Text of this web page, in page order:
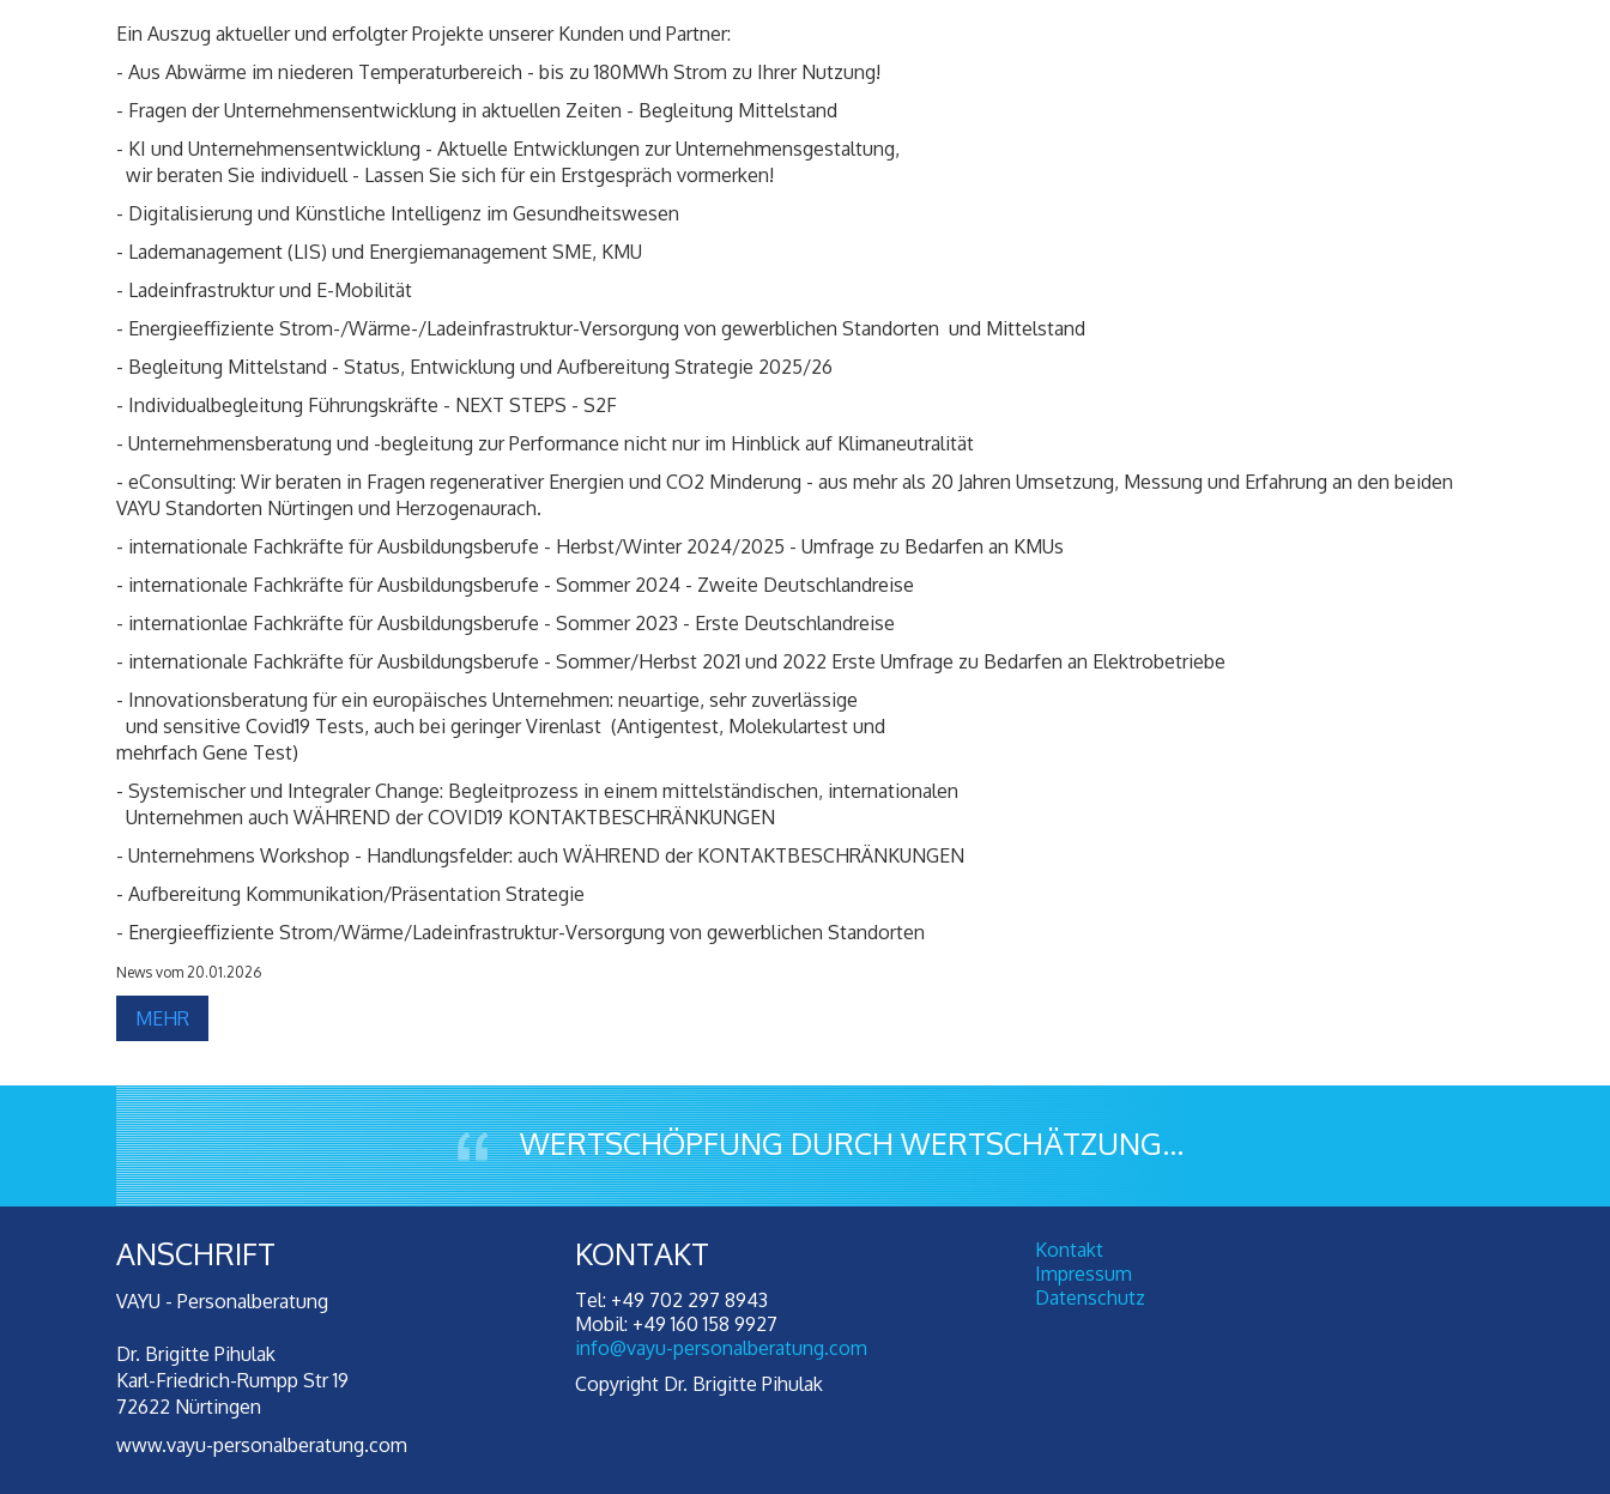
Ein Auszug aktueller und erfolgter Projekte unserer Kunden und Partner:
- Aus Abwärme im niederen Temperaturbereich - bis zu 180MWh Strom zu Ihrer Nutzung!
- Fragen der Unternehmensentwicklung in aktuellen Zeiten - Begleitung Mittelstand
- KI und Unternehmensentwicklung - Aktuelle Entwicklungen zur Unternehmensgestaltung,
wir beraten Sie individuell - Lassen Sie sich für ein Erstgespräch vormerken!
- Digitalisierung und Künstliche Intelligenz im Gesundheitswesen
- Lademanagement (LIS) und Energiemanagement SME, KMU
- Ladeinfrastruktur und E-Mobilität
- Energieeffiziente Strom-/Wärme-/Ladeinfrastruktur-Versorgung von gewerblichen Standorten und Mittelstand
- Begleitung Mittelstand - Status, Entwicklung und Aufbereitung Strategie 2025/26
- Individualbegleitung Führungskräfte - NEXT STEPS - S2F
- Unternehmensberatung und -begleitung zur Performance nicht nur im Hinblick auf Klimaneutralität
- eConsulting: Wir beraten in Fragen regenerativer Energien und CO2 Minderung - aus mehr als 20 Jahren Umsetzung, Messung und Erfahrung an den beiden
VAYU Standorten Nürtingen und Herzogenaurach.
- internationale Fachkräfte für Ausbildungsberufe - Herbst/Winter 2024/2025 - Umfrage zu Bedarfen an KMUs
- internationale Fachkräfte für Ausbildungsberufe - Sommer 2024 - Zweite Deutschlandreise
- internationlae Fachkräfte für Ausbildungsberufe - Sommer 2023 - Erste Deutschlandreise
- internationale Fachkräfte für Ausbildungsberufe - Sommer/Herbst 2021 und 2022 Erste Umfrage zu Bedarfen an Elektrobetriebe
- Innovationsberatung für ein europäisches Unternehmen: neuartige, sehr zuverlässige
und sensitive Covid19 Tests, auch bei geringer Virenlast (Antigentest, Molekulartest und
mehrfach Gene Test)
- Systemischer und Integraler Change: Begleitprozess in einem mittelständischen, internationalen
Unternehmen auch WÄHREND der COVID19 KONTAKTBESCHRÄNKUNGEN
- Unternehmens Workshop - Handlungsfelder: auch WÄHREND der KONTAKTBESCHRÄNKUNGEN
- Aufbereitung Kommunikation/Präsentation Strategie
- Energieeffiziente Strom/Wärme/Ladeinfrastruktur-Versorgung von gewerblichen Standorten
News vom 20.01.2026
MEHR
WERTSCHÖPFUNG DURCH WERTSCHÄTZUNG...
ANSCHRIFT
VAYU - Personalberatung
Dr. Brigitte Pihulak
Karl-Friedrich-Rumpp Str 19
72622 Nürtingen
www.vayu-personalberatung.com
KONTAKT
Tel: +49 702 297 8943
Mobil: +49 160 158 9927
info@vayu-personalberatung.com
Copyright Dr. Brigitte Pihulak
Kontakt
Impressum
Datenschutz